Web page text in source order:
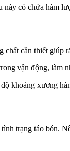
có chứa hàm
cần thiết giúp
vận động, làm
khoáng xương
trạng táo bón.